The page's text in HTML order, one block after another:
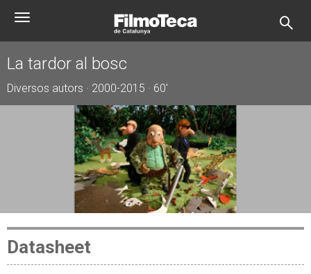
Toggle
La tardor al bosc
Diversos autors · 2000-2015 · 60'
Datasheet